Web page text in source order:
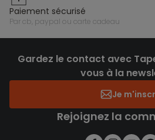
paiement sécurisé
par cb, paypal ou carte cadeau
Gardez le contact avec
vous à la
Je
Rejoignez la